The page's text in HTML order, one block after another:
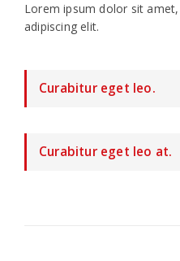
Lorem ipsum dolor sit
adipiscing elit.
Curabitur eget leo.
Curabitur eget leo at.